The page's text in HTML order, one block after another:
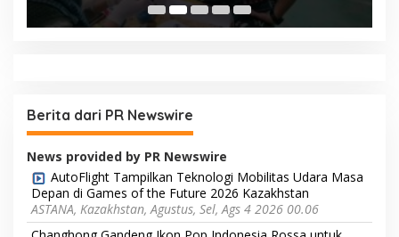
Berita dari PR Newswire
News provided by PR Newswire
AutoFlight Tampilkan Teknologi Mobilitas Udara Masa
Depan di Games of the Future 2026 Kazakhstan
ASTANA, Kazakhstan, Agustus, Sel, Ags 4 2026 00.06